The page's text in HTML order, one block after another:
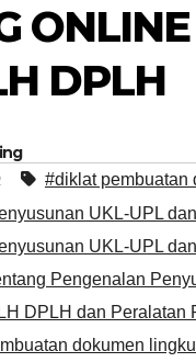
DPLH
#diklat pembuatan
UKL-UPL
UKL-UPL
Pengenalan
DPLH dan Peralatan
dokumen